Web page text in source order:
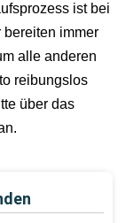
ist bei
bereiten immer
alle anderen
reibungslos
über das